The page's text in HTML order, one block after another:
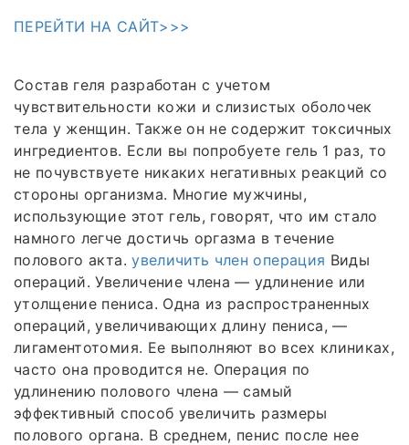
ПЕРЕЙТИ НА САЙТ>>>
Состав геля разработан с учетом
чувствительности кожи и слизистых оболочек
тела у женщин. Также он не содержит токсичных
ингредиентов. Если вы попробуете гель 1 раз, то
не почувствуете никаких негативных реакций со
стороны организма. Многие мужчины,
использующие этот гель, говорят, что им стало
намного легче достичь оргазма в течение
полового акта.увеличить член операция Виды
операций. Увеличение члена — удлинение или
утолщение пениса. Одна из распространенных
операций, увеличивающих длину пениса, —
лигаментотомия. Ее выполняют во всех клиниках,
часто она проводится не. Операция по
удлинению полового члена — самый
эффективный способ увеличить размеры
полового органа. В среднем, пенис после нее